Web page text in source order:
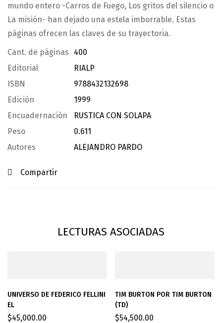
mundo entero -Carros de Fuego, Los gritos del silencio o
La misión- han dejado una estela imborrable. Estas
páginas ofrecen las claves de su trayectoria.
Cant. de páginas
400
Editorial
RIALP
ISBN
9788432132698
Edición
1999
Encuadernación
RUSTICA CON SOLAPA
Peso
0.611
Autores
ALEJANDRO PARDO
Compartir
LECTURAS ASOCIADAS
UNIVERSO DE FEDERICO FELLINI
EL
$45,000.00
TIM BURTON POR TIM BURTON
(TD)
$54,500.00